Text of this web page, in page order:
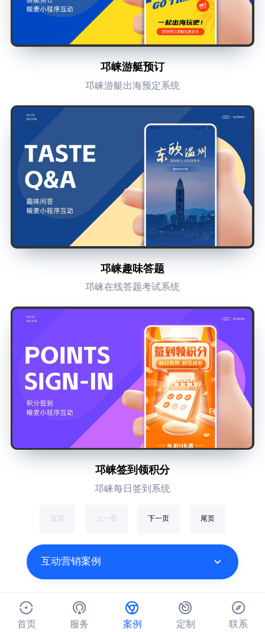
邛崃游艇预订
邛崃游艇出海预定系统
邛崃趣味答题
邛崃在线答题考试系统
邛崃签到领积分
邛崃每日签到系统
首页 上一页 下一页 尾页
互动营销案例
首页 服务 案例 定制 联系